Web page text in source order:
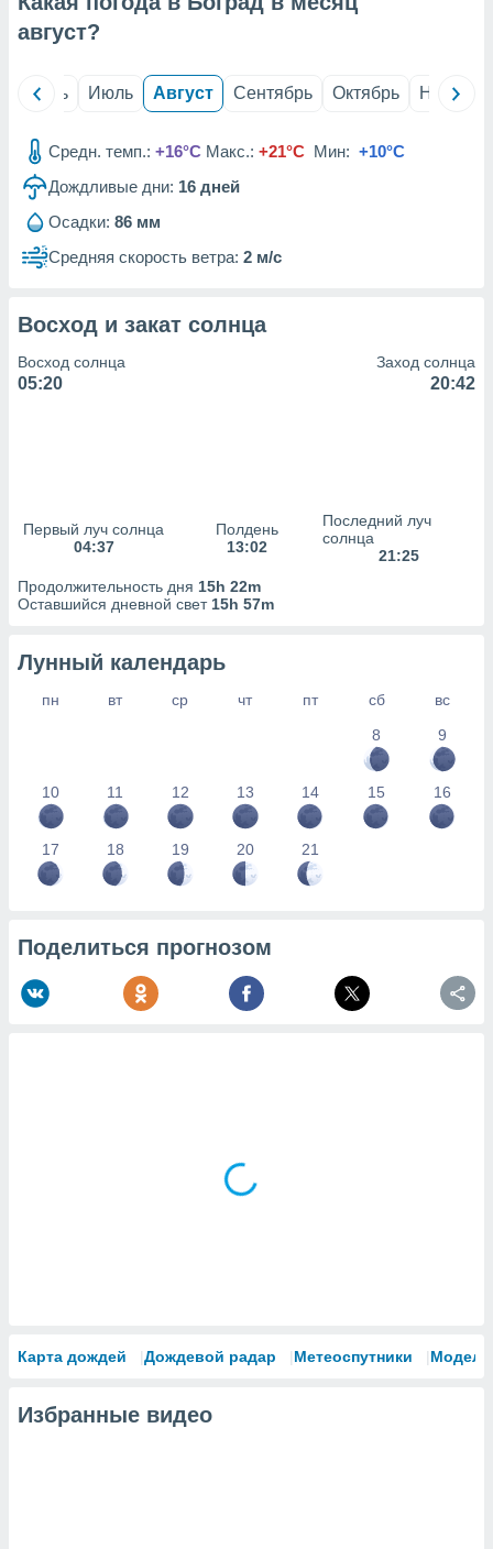
из
данных
наших 1199
август?
Июнь Июль Август Сентябрь Октябрь Ноябрь
Средн. темп.: +16°C Макс.: +21°C Мин: +10°C
Дождливые дни: 16 дней
Осадки: 86 мм
Средняя скорость ветра: 2 м/с
Восход и закат солнца
Восход солнца
05:20
Заход солнца
20:42
Первый луч солнца
04:37
Полдень
13:02
Последний луч
солнца
21:25
Продолжительность дня 15h 22m
Оставшийся дневной свет 15h 57m
Лунный календарь
пн вт ср чт пт сб
вс
8
9
10 11 12 13 14 15 16
17 18 19 20 21
Поделиться прогнозом
Карта дождей Дождевой радар Метеоспутники Модели
Избранные видео